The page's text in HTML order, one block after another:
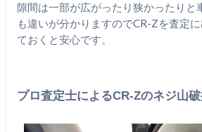
隙間は一部が広がったり狭かったりと
も違いが分かりますのでCR-Zを査定
ておくと安心です。
プロ査定士によるCR-Zのネジ山